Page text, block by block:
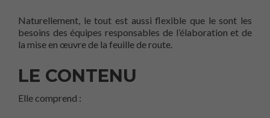
Naturellement, le tout est aussi flexible que le sont les
besoins des équipes responsables de l’élaboration et de
la mise en œuvre de la feuille de route.
LE CONTENU
Elle comprend :